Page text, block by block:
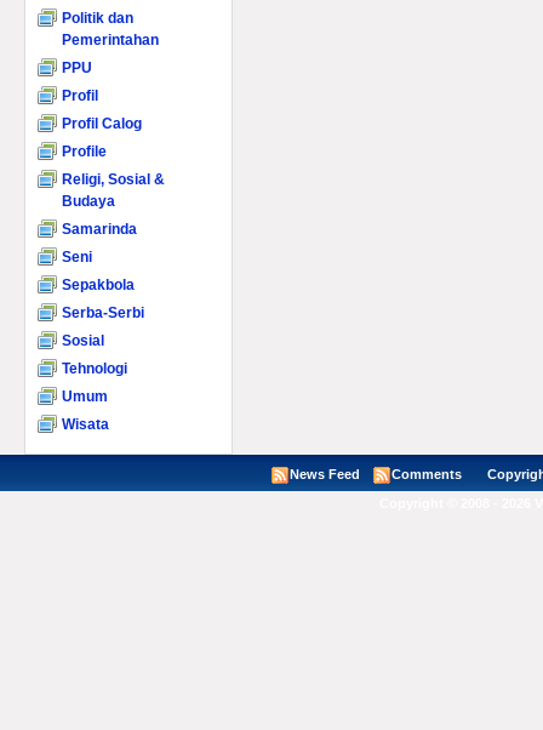
Politik dan
Pemerintahan
PPU
Profil
Profil Calog
Profile
Religi, Sosial &
Budaya
Samarinda
Seni
Sepakbola
Serba-Serbi
Sosial
Tehnologi
Umum
Wisata
News Feed Comments Copyright